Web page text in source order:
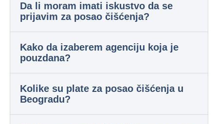
Da li moram imati iskustvo da se
prijavim za posao čišćenja?
Kako da izaberem agenciju koja je
pouzdana?
Kolike su plate za posao čišćenja u
Beogradu?